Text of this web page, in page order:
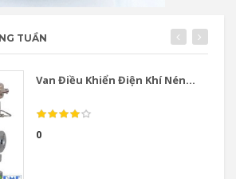
TUẦN
Van Điều Khiển Điện Khí Nén...
0